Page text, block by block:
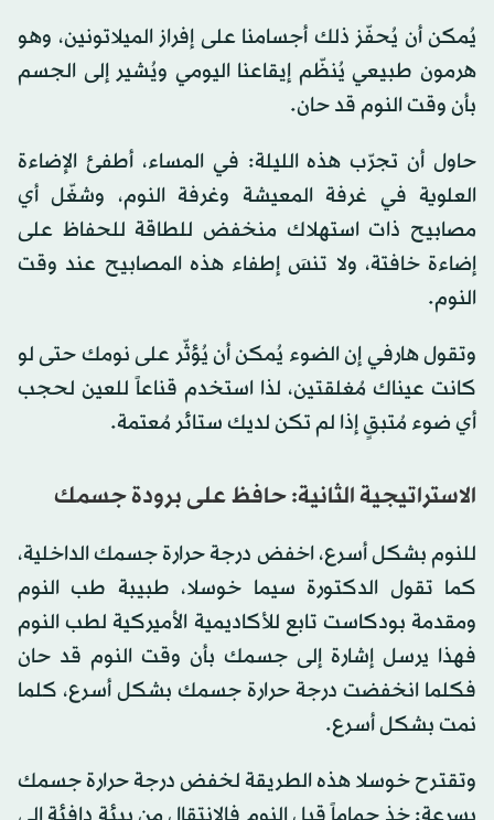
يُمكن أن يُحفّز ذلك أجسامنا على إفراز الميلاتونين، وهو
هرمون طبيعي يُنظّم إيقاعنا اليومي ويُشير إلى الجسم
بأن وقت النوم قد حان.
حاول أن تجرّب هذه الليلة: في المساء، أطفئ الإضاءة
العلوية في غرفة المعيشة وغرفة النوم، وشغّل أي
مصابيح ذات استهلاك منخفض للطاقة للحفاظ على
إضاءة خافتة، ولا تنسَ إطفاء هذه المصابيح عند وقت
النوم.
وتقول هارفي إن الضوء يُمكن أن يُؤثّر على نومك حتى لو
كانت عيناك مُغلقتين، لذا استخدم قناعاً للعين لحجب
أي ضوء مُتبقٍ إذا لم تكن لديك ستائر مُعتمة.
الاستراتيجية الثانية: حافظ على برودة جسمك
للنوم بشكل أسرع، اخفض درجة حرارة جسمك الداخلية،
كما تقول الدكتورة سيما خوسلا، طبيبة طب النوم
ومقدمة بودكاست تابع للأكاديمية الأميركية لطب النوم
فهذا يرسل إشارة إلى جسمك بأن وقت النوم قد حان
فكلما انخفضت درجة حرارة جسمك بشكل أسرع، كلما
نمت بشكل أسرع.
وتقترح خوسلا هذه الطريقة لخفض درجة حرارة جسمك